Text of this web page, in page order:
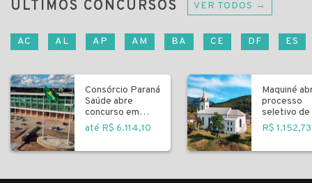
ÚLTIMOS CONCURSOS VER TODOS →
AC AL AP AM BA CE DF ES
Consórcio Paraná
Saúde abre
concurso em
Curitiba
até R$ 6.114,10
Maquiné
processo
seletivo de
R$ 1.152,73